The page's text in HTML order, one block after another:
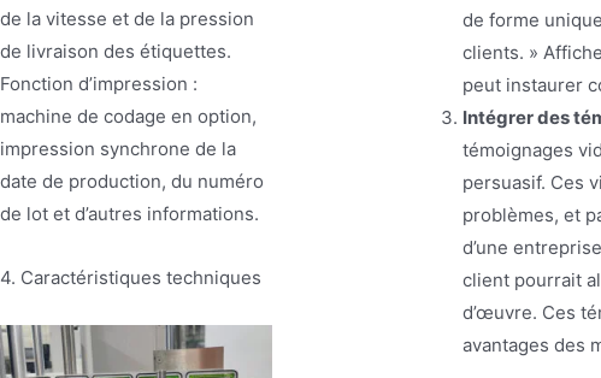
de la vitesse et de la pression
de livraison des étiquettes.
Fonction d’impression :
machine de codage en option,
impression synchrone de la
date de production, du numéro
de lot et d’autres informations.
4. Caractéristiques techniques
de forme
clients. »
peut instaurer
Intégrer des
témoignages
persuasif. Ces
problèmes, et
d’une
client pourrait
d’œuvre. Ces
avantages des